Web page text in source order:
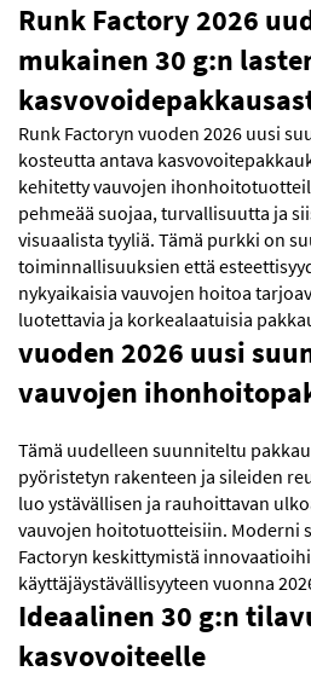
Runk Factory 2026
mukainen 30 g:n
Runk Factoryn vuoden 2026 uusi
kosteutta antava
kehitetty vauvojen
pehmeää suojaa, turvallisuutta ja
visuaalista tyyliä. Tämä purkki on
toiminnallisuuksien että
nykyaikaisia vauvojen hoitoa
luotettavia ja korkealaatuisia
vuoden 2026 uusi
vauvojen
Tämä uudelleen suunniteltu
pyöristetyn rakenteen ja sileiden
luo ystävällisen ja rauhoittavan
vauvojen hoitotuotteisiin. Moderni
Factoryn keskittymistä
käyttäjäystävällisyyteen vuonna
Ideaalinen 30 g:n
kasvovoiteelle